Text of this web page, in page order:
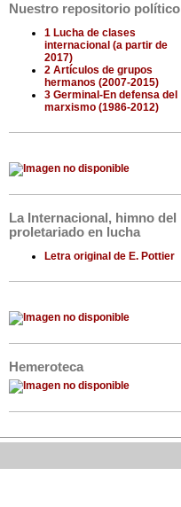
Nuestro repositorio político
1 Lucha de clases
internacional (a partir de
2017)
2 Artículos de grupos
hermanos (2007-2015)
3 Germinal-En defensa del
marxismo (1986-2012)
La Internacional, himno del
proletariado en lucha
Letra original de E. Pottier
Hemeroteca